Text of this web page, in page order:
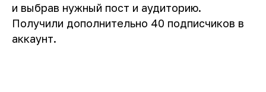
и выбрав нужный пост и аудиторию.
Получили дополнительно 40 подписчиков в
аккаунт.